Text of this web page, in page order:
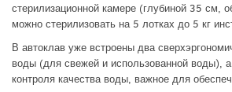
стерилизационной камере (глубиной 35 см,
можно стерилизовать на 5 лотках до 5 кг
В автоклав уже встроены два
воды (для свежей и использованной воды), а
контроля качества воды, важное для